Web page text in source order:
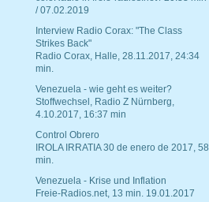
/ 07.02.2019
Interview Radio Corax: "The Class
Strikes Back"
Radio Corax, Halle, 28.11.2017, 24:34
min.
Venezuela - wie geht es weiter?
Stoffwechsel, Radio Z Nürnberg,
4.10.2017, 16:37 min
Control Obrero
IROLA IRRATIA 30 de enero de 2017, 58
min.
Venezuela - Krise und Inflation
Freie-Radios.net, 13 min. 19.01.2017